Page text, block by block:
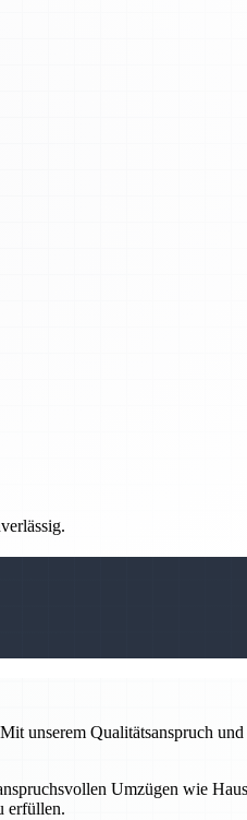
unserem Qualitätsanspruch
Umzügen wie
erfüllen.